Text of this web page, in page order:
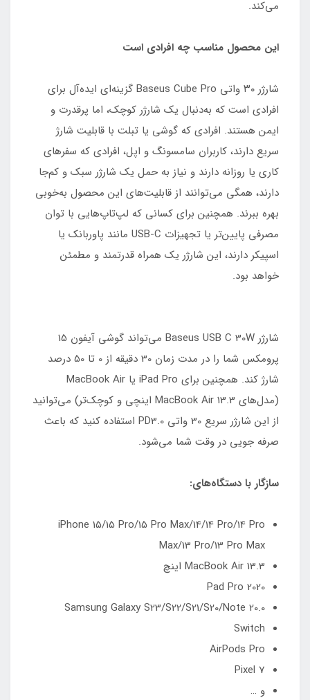
می‌کند.
این محصول مناسب چه افرادی است
شارژر ۳۰ واتی Baseus Cube Pro گزینه‌ای ایده‌آل برای
افرادی است که به‌دنبال یک شارژر کوچک، اما پرقدرت و
ایمن هستند. افرادی که گوشی یا تبلت با قابلیت شارژ
سریع دارند، کاربران سامسونگ و اپل، افرادی که سفرهای
کاری یا روزانه دارند و نیاز به حمل یک شارژر سبک و کم‌جا
دارند، همگی می‌توانند از قابلیت‌های این محصول به‌خوبی
بهره ببرند. همچنین برای کسانی که لپ‌تاپ‌هایی با توان
مصرفی پایین‌تر یا تجهیزات USB-C مانند پاوربانک یا
اسپیکر دارند، این شارژر یک همراه قدرتمند و مطمئن
خواهد بود.
شارژر Baseus USB C 30W می‌تواند گوشی آیفون 15
پرومکس شما را در مدت زمان 30 دقیقه از 0 تا 50 درصد
شارژ کند. همچنین برای iPad Pro یا MacBook Air
(مدل‌های MacBook Air 13.3 اینچی و کوچک‌تر) می‌توانید
از این شارژر سریع 30 واتی PD3.0 استفاده کنید که باعث
صرفه جویی در وقت شما می‌شود.
سازگار با دستگاه‌های:
iPhone 15/15 Pro/15 Pro Max/14/14 Pro/14 Pro
Max/13 Pro/13 Pro Max
MacBook Air 13.3 اینچ
Pad Pro 2020
Samsung Galaxy S23/S22/S21/S20/Note 20.0
Switch
AirPods Pro
Pixel 7
و …